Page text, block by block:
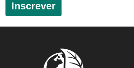
Inscrever